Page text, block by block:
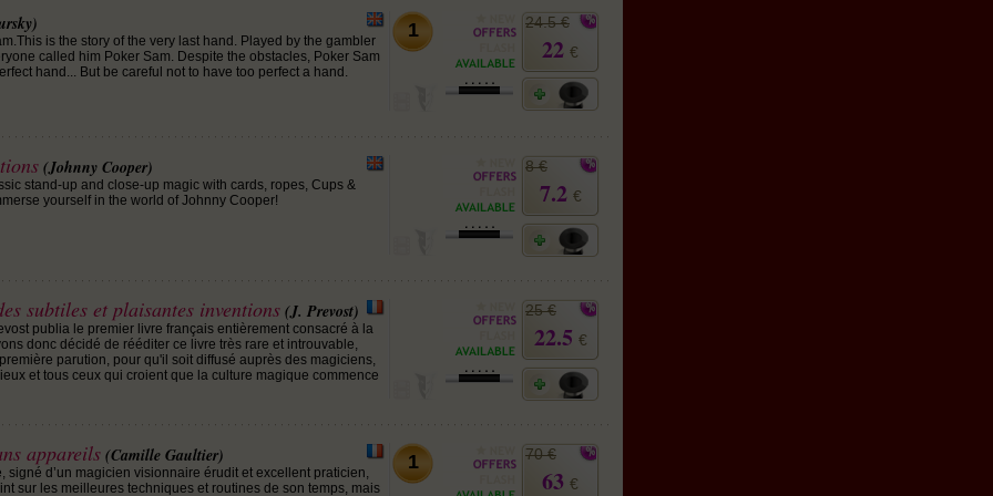
is the story of the very last hand. Played by the gambler
called him Poker Sam. Despite the obstacles, Poker Sam
hand... But be careful not to have too perfect a hand.
1 24.5 €
22 €
(Johnny Cooper)
stand-up and close-up magic with cards, ropes, Cups &
yourself in the world of Johnny Cooper!
8 €
7.2 €
subtiles et plaisantes inventions(J. Prevost)
publia le premier livre français entièrement consacré à la
donc décidé de rééditer ce livre très rare et introuvable,
parution, pour qu'il soit diffusé auprès des magiciens,
et tous ceux qui croient que la culture magique commence
25 €
22.5 €
appareils (Camille Gaultier)
signé d’un magicien visionnaire érudit et excellent praticien,
sur les meilleures techniques et routines de son temps, mais
1 70 €
63 €